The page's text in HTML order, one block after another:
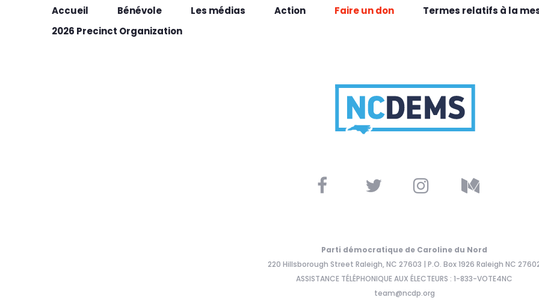
Accueil Bénévole Les médias Action Faire un don
Termes relatifs à la
2026 Precinct Organization
Parti démocratique de Caroline du Nord
220 Hillsborough Street Raleigh, NC 27603 | P.O. Box 1926 Raleigh NC
ASSISTANCE TÉLÉPHONIQUE AUX ÉLECTEURS : 1-833-VOTE4NC
team@ncdp.org